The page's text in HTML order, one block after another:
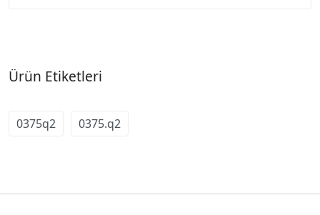
Ürün Etiketleri
0375q2 0375.q2